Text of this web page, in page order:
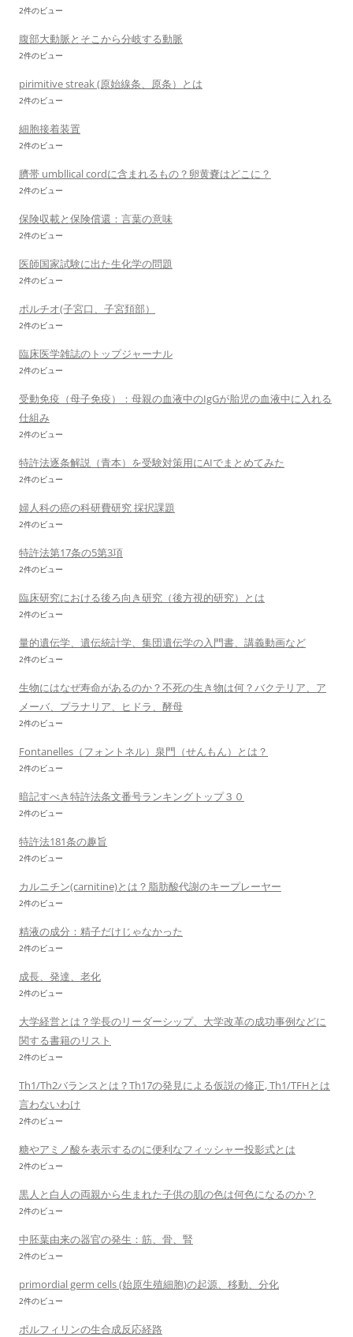
2件のビュー
腹部大動脈とそこから分岐する動脈
2件のビュー
pirimitive streak (原始線条、原条）とは
2件のビュー
細胞接着装置
2件のビュー
臍帯 umbllical cordに含まれるもの？卵黄嚢はどこに？
2件のビュー
保険収載と保険償還：言葉の意味
2件のビュー
医師国家試験に出た生化学の問題
2件のビュー
ポルチオ(子宮口、子宮頚部）
2件のビュー
臨床医学雑誌のトップジャーナル
2件のビュー
受動免疫（母子免疫）：母親の血液中のIgGが胎児の血液中に入れる
仕組み
2件のビュー
特許法逐条解説（青本）を受験対策用にAIでまとめてみた
2件のビュー
婦人科の癌の科研費研究 採択課題
2件のビュー
特許法第17条の5第3項
2件のビュー
臨床研究における後ろ向き研究（後方視的研究）とは
2件のビュー
量的遺伝学、遺伝統計学、集団遺伝学の入門書、講義動画など
2件のビュー
生物にはなぜ寿命があるのか？不死の生き物は何？バクテリア、ア
メーバ、プラナリア、ヒドラ、酵母
2件のビュー
Fontanelles（フォントネル）泉門（せんもん）とは？
2件のビュー
暗記すべき特許法条文番号ランキングトップ３０
2件のビュー
特許法181条の趣旨
2件のビュー
カルニチン(carnitine)とは？脂肪酸代謝のキープレーヤー
2件のビュー
精液の成分：精子だけじゃなかった
2件のビュー
成長、発達、老化
2件のビュー
大学経営とは？学長のリーダーシップ、大学改革の成功事例などに
関する書籍のリスト
2件のビュー
Th1/Th2バランスとは？Th17の発見による仮説の修正, Th1/TFHとは
言わないわけ
2件のビュー
糖やアミノ酸を表示するのに便利なフィッシャー投影式とは
2件のビュー
黒人と白人の両親から生まれた子供の肌の色は何色になるのか？
2件のビュー
中胚葉由来の器官の発生：筋、骨、腎
2件のビュー
primordial germ cells (始原生殖細胞)の起源、移動、分化
2件のビュー
ポルフィリンの生合成反応経路